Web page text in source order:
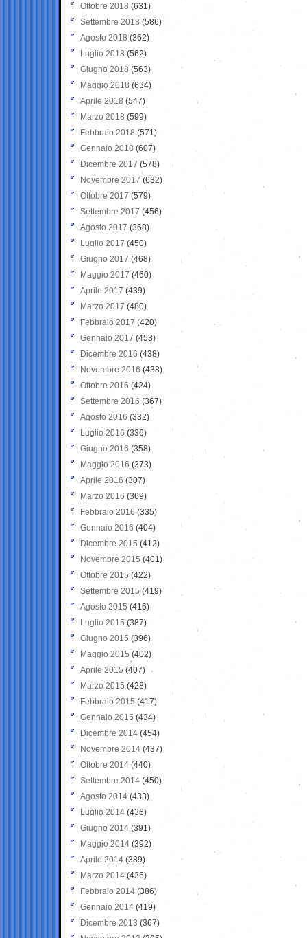
Ottobre 2018 (631)
Settembre 2018 (586)
Agosto 2018 (362)
Luglio 2018 (562)
Giugno 2018 (563)
Maggio 2018 (634)
Aprile 2018 (547)
Marzo 2018 (599)
Febbraio 2018 (571)
Gennaio 2018 (607)
Dicembre 2017 (578)
Novembre 2017 (632)
Ottobre 2017 (579)
Settembre 2017 (456)
Agosto 2017 (368)
Luglio 2017 (450)
Giugno 2017 (468)
Maggio 2017 (460)
Aprile 2017 (439)
Marzo 2017 (480)
Febbraio 2017 (420)
Gennaio 2017 (453)
Dicembre 2016 (438)
Novembre 2016 (438)
Ottobre 2016 (424)
Settembre 2016 (367)
Agosto 2016 (332)
Luglio 2016 (336)
Giugno 2016 (358)
Maggio 2016 (373)
Aprile 2016 (307)
Marzo 2016 (369)
Febbraio 2016 (335)
Gennaio 2016 (404)
Dicembre 2015 (412)
Novembre 2015 (401)
Ottobre 2015 (422)
Settembre 2015 (419)
Agosto 2015 (416)
Luglio 2015 (387)
Giugno 2015 (396)
Maggio 2015 (402)
Aprile 2015 (407)
Marzo 2015 (428)
Febbraio 2015 (417)
Gennaio 2015 (434)
Dicembre 2014 (454)
Novembre 2014 (437)
Ottobre 2014 (440)
Settembre 2014 (450)
Agosto 2014 (433)
Luglio 2014 (436)
Giugno 2014 (391)
Maggio 2014 (392)
Aprile 2014 (389)
Marzo 2014 (436)
Febbraio 2014 (386)
Gennaio 2014 (419)
Dicembre 2013 (367)